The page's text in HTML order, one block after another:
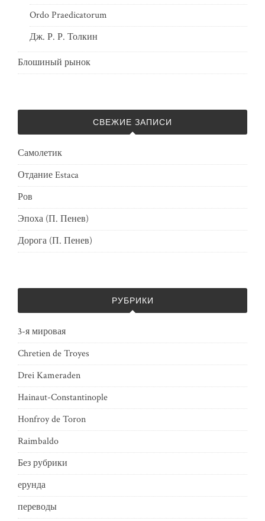
Ordo Praedicatorum
Дж. Р. Р. Толкин
Блошиный рынок
СВЕЖИЕ ЗАПИСИ
Самолетик
Отдание Estaca
Ров
Эпоха (П. Пенев)
Дорога (П. Пенев)
РУБРИКИ
3-я мировая
Chretien de Troyes
Drei Kameraden
Hainaut-Constantinople
Honfroy de Toron
Raimbaldo
Без рубрики
ерунда
переводы